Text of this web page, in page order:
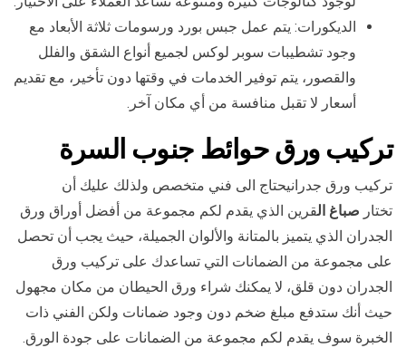
الديكورات: يتم عمل جبس بورد ورسومات ثلاثة الأبعاد مع
وجود تشطيبات سوبر لوكس لجميع أنواع الشقق والفلل
والقصور، يتم توفير الخدمات في وقتها دون تأخير، مع تقديم
أسعار لا تقبل منافسة من أي مكان آخر.
تركيب ورق حوائط جنوب السرة
تركيب ورق جدرانيحتاج الى فني متخصص ولذلك عليك أن
تختار صباغ القرين الذي يقدم لكم مجموعة من أفضل أوراق ورق
الجدران الذي يتميز بالمتانة والألوان الجميلة، حيث يجب أن تحصل
على مجموعة من الضمانات التي تساعدك على تركيب ورق
الجدران دون قلق، لا يمكنك شراء ورق الحيطان من مكان مجهول
حيث أنك ستدفع مبلغ ضخم دون وجود ضمانات ولكن الفني ذات
الخبرة سوف يقدم لكم مجموعة من الضمانات على جودة الورق.